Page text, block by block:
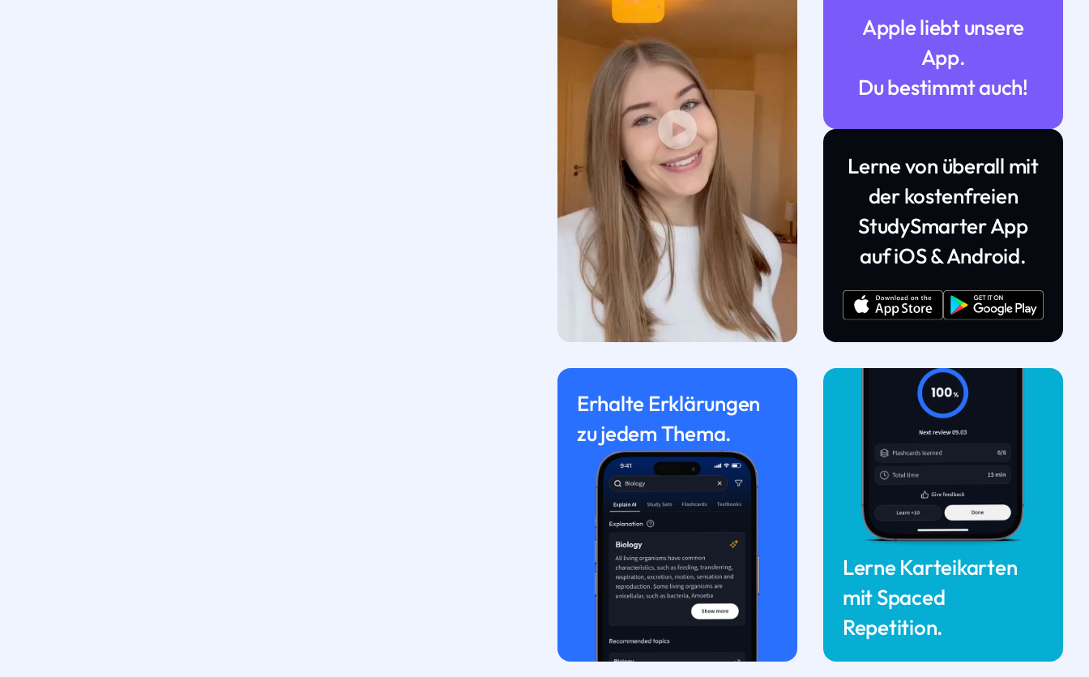
Apple liebt unsere
App.
Du bestimmt auch!
Lerne von überall mit
der kostenfreien
StudySmarter App
auf iOS & Android.
Erhalte Erklärungen
zu jedem Thema.
Lerne Karteikarten
mit Spaced
Repetition.